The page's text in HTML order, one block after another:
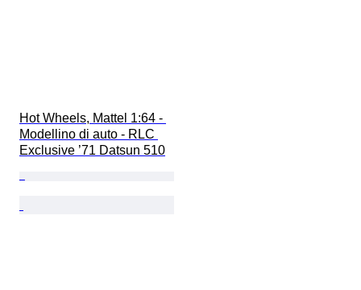
Hot Wheels, Mattel 1:64 -
Modellino di auto - RLC
Exclusive ’71 Datsun 510